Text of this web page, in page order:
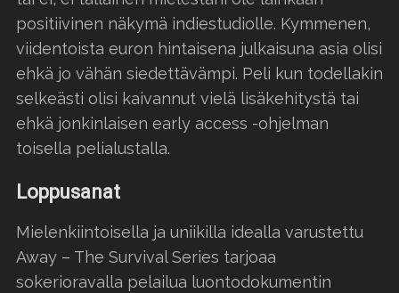
positiivinen näkymä indiestudiolle. Kymmenen,
viidentoista euron hintaisena julkaisuna asia olisi
ehkä jo vähän siedettävämpi. Peli kun todellakin
selkeästi olisi kaivannut vielä lisäkehitystä tai
ehkä jonkinlaisen early access -ohjelman
toisella pelialustalla.
Loppusanat
Mielenkiintoisella ja uniikilla idealla varustettu
Away – The Survival Series tarjoaa
sokerioravalla pelailua luontodokumentin